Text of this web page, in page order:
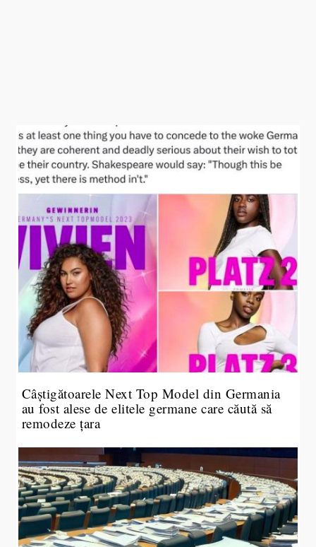
Câștigătoarele Next Top Model din Germania
au fost alese de elitele germane care căută să
remodeze țara